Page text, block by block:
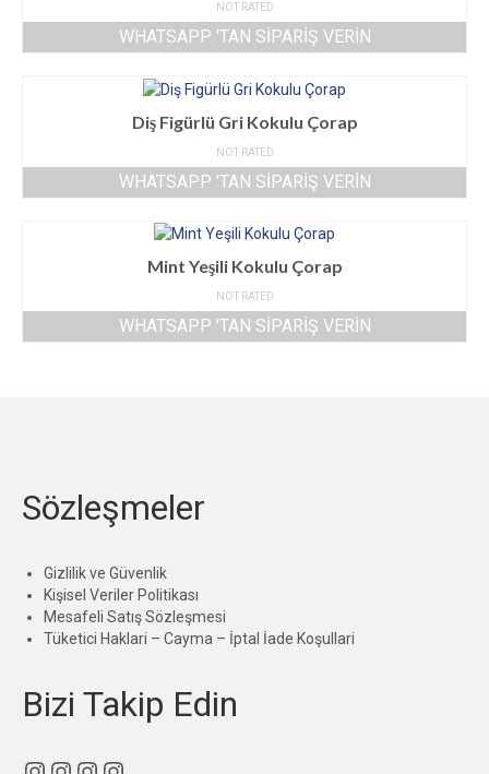
NOT RATED
WHATSAPP 'TAN SIPARIŞ VERIN
Diş Figürlü Gri Kokulu Çorap
NOT RATED
WHATSAPP 'TAN SIPARIŞ VERIN
Mint Yeşili Kokulu Çorap
NOT RATED
WHATSAPP 'TAN SIPARIŞ VERIN
Sözleşmeler
Gizlilik ve Güvenlik
Kişisel Veriler Politikası
Mesafeli Satış Sözleşmesi
Tüketici Haklari – Cayma – İptal İade Koşullari
Bizi Takip Edin